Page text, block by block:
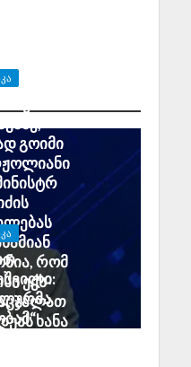
გოიმი
რომ
ექს-
ხანა